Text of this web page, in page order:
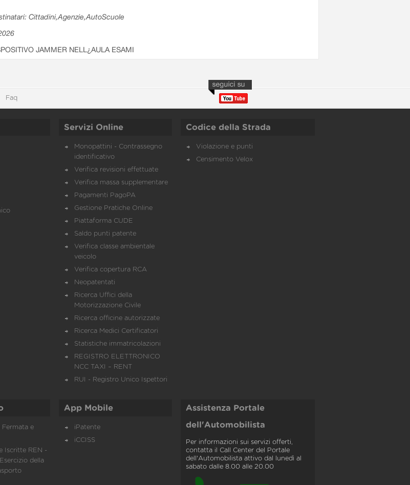
Cittadini,Agenzie,AutoScuole
JAMMER NELL¿AULA ESAMI
Faq
Servizi Online
Monopattini - Contrassegno
identificativo
Verifica revisioni effettuate
Verifica massa supplementare
Pagamenti PagoPA
Gestione Pratiche Online
Piattaforma CUDE
Saldo punti patente
Verifica classe ambientale
veicolo
Verifica copertura RCA
Neopatentati
Ricerca Uffici della
Motorizzazione Civile
Ricerca officine autorizzate
Ricerca Medici Certificatori
Statistiche immatricolazioni
REGISTRO ELETTRONICO
NCC TAXI – RENT
RUI - Registro Unico Ispettori
Codice della Strada
Violazione e punti
Censimento Velox
Fermata e
Iscritte REN -
della
App Mobile
iPatente
iCCISS
Assistenza Portale
dell'Automobilista
Per informazioni sui servizi offerti,
contatta il Call Center del Portale
dell'Automobilista attivo dal lunedì al
sabato dalle 8.00 alle 20.00